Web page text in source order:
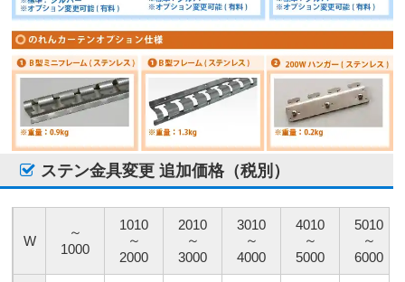
ステン金具変更 追加価格（税別）
W
～
1000
1010
～
2000
2010
～
3000
3010
～
4000
4010
～
5000
5010
～
6000